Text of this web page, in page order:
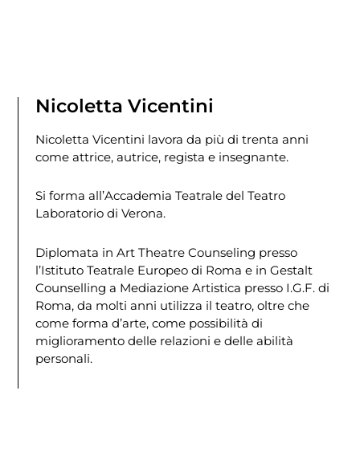
Nicoletta Vicentini
Nicoletta Vicentini lavora da più di trenta anni
come attrice, autrice, regista e insegnante.
Si forma all’Accademia Teatrale del Teatro
Laboratorio di Verona.
Diplomata in Art Theatre Counseling presso
l’Istituto Teatrale Europeo di Roma e in Gestalt
Counselling a Mediazione Artistica presso I.G.F. di
Roma, da molti anni utilizza il teatro, oltre che
come forma d’arte, come possibilità di
miglioramento delle relazioni e delle abilità
personali.